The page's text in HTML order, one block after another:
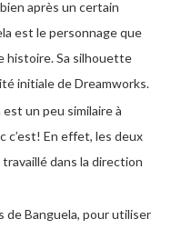
après un certain
est le personnage que
histoire. Sa silhouette
initiale de Dreamworks.
un peu similaire à
c’est! En effet, les deux
dans la direction
de Banguela, pour utiliser